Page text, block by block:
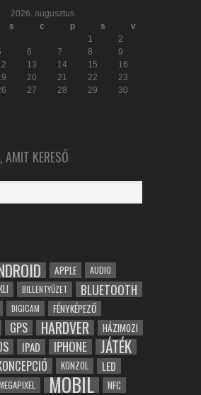
2026. augusztus
s c p s
v
1
2
6 7 8
9
13 14 15
16
20 21 22
23
27 28 29
30
AMIT KERESŐ
APPLE AUDIO
BILLENTYŰZET BLUETOOTH
DIGICAM FÉNYKÉPEZŐ
GPS HARDVER HÁZIMOZI
IPAD IPHONE JÁTÉK
KONZOL LED
MOBIL NFC